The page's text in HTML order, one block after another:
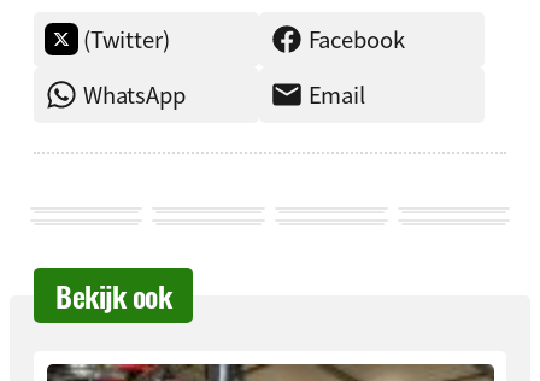
(Twitter)
Facebook
WhatsApp
Email
Bekijk ook